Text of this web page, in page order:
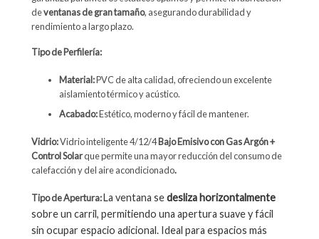
deventanas de gran tamaño, asegurando durabilidad y
rendimiento a largo plazo.
Tipo de Perfilería:
Material:PVC de alta calidad, ofreciendo un excelente
aislamiento térmico y acústico.
Acabado:Estético, moderno y fácil de mantener.
Vidrio:Vidrio inteligente 4/12/4Bajo Emisivo con Gas Argón +
Control Solarque permite una mayor reducción del consumo de
calefacción y del aire acondicionado.
Tipo de Apertura:La ventana sedesliza horizontalmente
sobre un carril, permitiendo una apertura suave y fácil
sin ocupar espacio adicional. Ideal para espacios más